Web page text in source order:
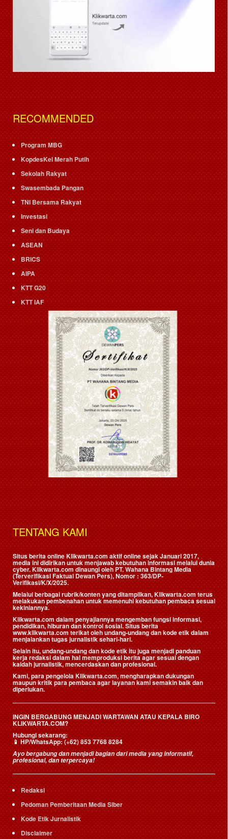
RECOMMENDED
Program MBG
KopdesKel Merah Putih
Sekolah Rakyat
Swasembada Pangan
TNI Bersama Rakyat
Investasi
Seni dan Budaya
ASEAN
BRICS
AIPA
KTT G20
KTT IAF
TENTANG KAMI
Situs berita online Klikwarta.com aktif online sejak Januari 2017,
media ini didirikan untuk menjawab kebutuhan informasi melalui dunia
cyber. Klikwarta.com dinaungi oleh PT. Wahana Bintang Media
(Terverifikasi Faktual Dewan Pers), Nomor : 363/DP-
Verifikasi/K/X/2025.
Melalui berbagai rubrik/konten yang ditampilkan, Klikwarta.com terus
melakukan pembenahan untuk memenuhi kebutuhan pembaca sesuai
kekiniannya.
Klikwarta.com dalam penyajiannya mengemban fungsi informasi,
pendidikan, hiburan dan kontrol sosial. Situs berita
www.klikwarta.com terikat oleh undang-undang dan kode etik dalam
menjalankan tugas jurnalistik sehari-hari.
Selain itu, undang-undang dan kode etik itu juga menjadi panduan
kerja redaksi dalam hal memproduksi berita agar sesuai dengan
kaidah jurnalistik, mencerdaskan dan profesional.
Kami, para pengelola Klikwarta.com, mengharapkan dukungan
maupun kritik para pembaca agar layanan kami semakin baik dan
diperlukan.
INGIN BERGABUNG MENJADI WARTAWAN ATAU KEPALA BIRO
KLIKWARTA.COM?
Hubungi sekarang:
📱HP/WhatsApp:(+62) 853 7768 8284
Ayo bergabung dan menjadi bagian dari media yang informatif,
profesional, dan terpercaya!
Redaksi
Pedoman Pemberitaan Media Siber
Kode Etik Jurnalistik
Disclaimer